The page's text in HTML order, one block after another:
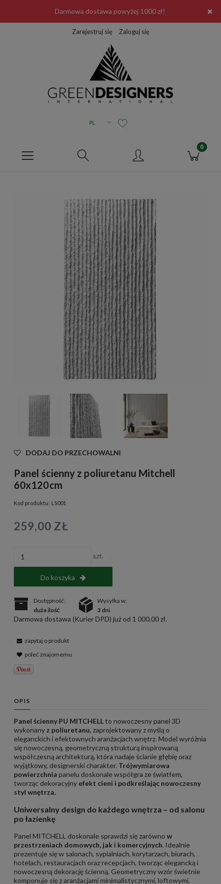
Darmowa dostawa powyżej 1000 zł!
Zarejestruj się Zaloguj się
DODAJ DO PRZECHOWALNI
Panel ścienny z poliuretanu Mitchell
60x120cm
Kod produktu: LS001
259,00 ZŁ
szt.
Do koszyka
Dostępność:
duża ilość
Wysyłka w:
3 dni
Darmowa dostawa (Kurier DPD) już od 1 000,00 zł.
zapytaj o produkt
poleć znajomemu
OPIS
Panel ścienny PU MITCHELLto nowoczesny panel 3D
wykonany z poliuretanu, zaprojektowany z myślą o
eleganckich i efektownych aranżacjach wnętrz. Model wyróżnia
się nowoczesną, geometryczną strukturą inspirowaną
współczesną architekturą, która nadaje ścianie głębię oraz
wyjątkowy, designerski charakter. Trójwymiarowa
powierzchnia panelu doskonale współgra ze światłem,
tworząc dekoracyjny efekt cieni i podkreślając nowoczesny
styl wnętrza.
Uniwersalny design do każdego wnętrza – od salonu
po łazienkę
Panel MITCHELL doskonale sprawdzi się zarówno w
przestrzeniach domowych, jak i komercyjnych. Idealnie
prezentuje się w salonach, sypialniach, korytarzach, biurach,
hotelach, restauracjach oraz recepcjach, tworząc elegancką i
nowoczesną dekorację ścienną. Geometryczny wzór świetnie
komponuje się z aranżacjami minimalistycznymi, loftowymi,